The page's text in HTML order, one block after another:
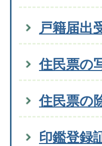
戸籍届出
住民票の
住民票の
印鑑登録